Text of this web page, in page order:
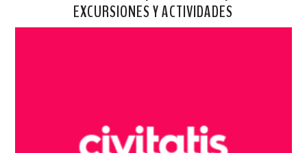
EXCURSIONES Y ACTIVIDADES